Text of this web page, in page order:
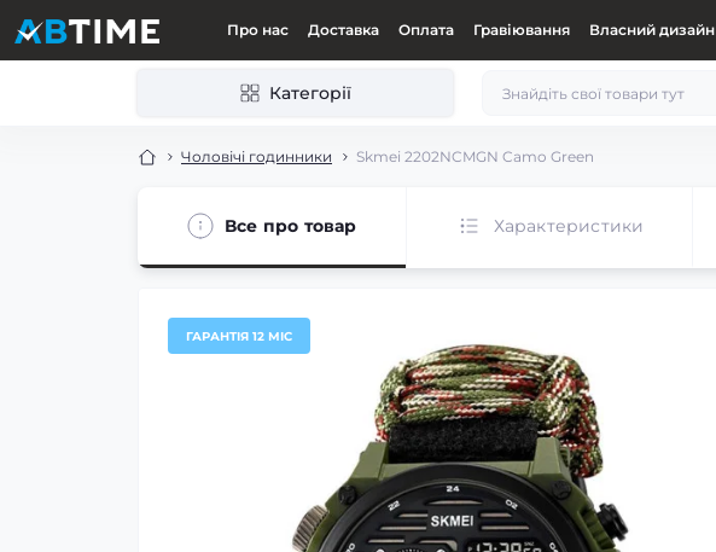
Про нас Доставка Оплата Гравіювання Власний дизайн
Категорії
Чоловічі годинники Skmei 2202NCMGN Camo Green
Все про товар Характеристики
ГАРАНТІЯ 12 МІС